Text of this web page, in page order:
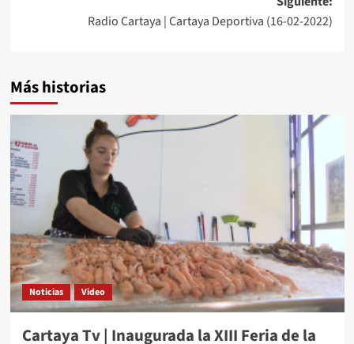
Radio Cartaya | Cartaya Deportiva (16-02-2022)
Más historias
Noticias Video
Cartaya Tv | Inaugurada la XIII Feria de la